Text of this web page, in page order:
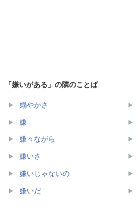
「嫌いがある」の隣のことば
嫋やかさ
嫌
嫌々ながら
嫌いさ
嫌いじゃないの
嫌いだ